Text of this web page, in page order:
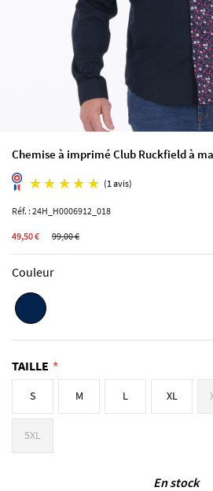
Chemise à imprimé Club Ruckfield à
Réf. : 24H_H0006912_018
49,50 € 99,00 €
Couleur
TAILLE
S M L XL
5XL
En stock